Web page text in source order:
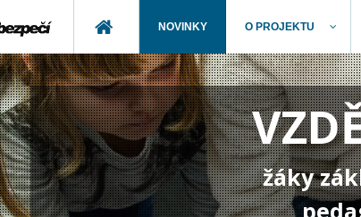
NOVINKY O PROJEKTU
žáky